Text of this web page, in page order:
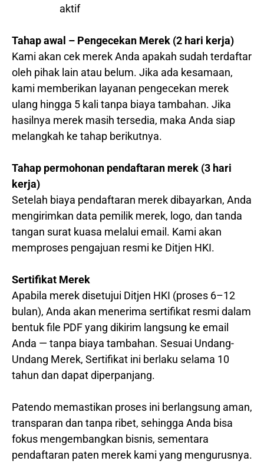
aktif
Tahap awal – Pengecekan Merek (2 hari kerja)
Kami akan cek merek Anda apakah sudah terdaftar
oleh pihak lain atau belum. Jika ada kesamaan,
kami memberikan layanan pengecekan merek
ulang hingga 5 kali tanpa biaya tambahan. Jika
hasilnya merek masih tersedia, maka Anda siap
melangkah ke tahap berikutnya.
Tahap permohonan pendaftaran merek (3 hari
kerja)
Setelah biaya pendaftaran merek dibayarkan, Anda
mengirimkan data pemilik merek, logo, dan tanda
tangan surat kuasa melalui email. Kami akan
memproses pengajuan resmi ke Ditjen HKI.
Sertifikat Merek
Apabila merek disetujui Ditjen HKI (proses 6–12
bulan), Anda akan menerima sertifikat resmi dalam
bentuk file PDF yang dikirim langsung ke email
Anda — tanpa biaya tambahan. Sesuai Undang-
Undang Merek, Sertifikat ini berlaku selama 10
tahun dan dapat diperpanjang.
Patendo memastikan proses ini berlangsung aman,
transparan dan tanpa ribet, sehingga Anda bisa
fokus mengembangkan bisnis, sementara
pendaftaran paten merek kami yang mengurusnya.